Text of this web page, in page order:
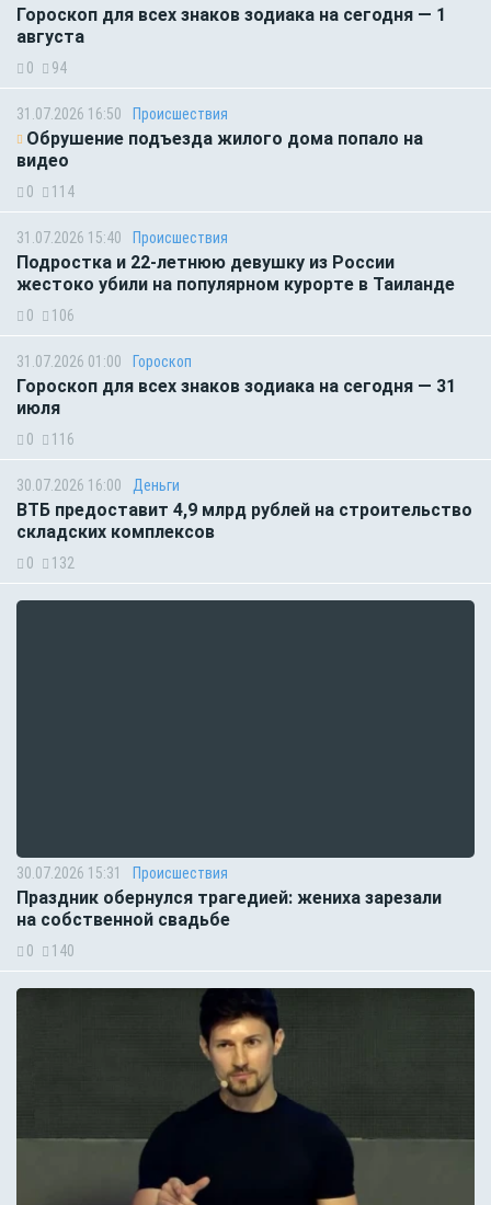
Гороскоп для всех знаков зодиака на сегодня — 1
августа
0 94
31.07.2026 16:50 Происшествия
Обрушение подъезда жилого дома попало на
видео
0 114
31.07.2026 15:40 Происшествия
Подростка и 22-летнюю девушку из России
жестоко убили на популярном курорте в Таиланде
0 106
31.07.2026 01:00 Гороскоп
Гороскоп для всех знаков зодиака на сегодня — 31
июля
0 116
30.07.2026 16:00 Деньги
ВТБ предоставит 4,9 млрд рублей на строительство
складских комплексов
0 132
30.07.2026 15:31 Происшествия
Праздник обернулся трагедией: жениха зарезали
на собственной свадьбе
0 140